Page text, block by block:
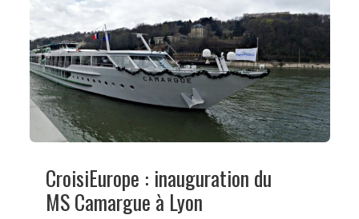
CroisiEurope : inauguration du
MS Camargue à Lyon